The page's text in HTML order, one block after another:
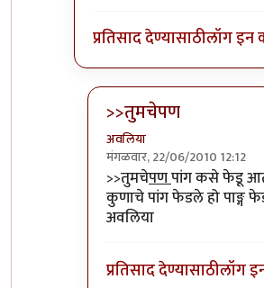
प्रतिसाद देण्यासाठीलॉग इन
>>तुमचेपण
अवलिया
मंगळवार, 22/06/2010 12:12
In reply toसंपादकby
>>तुमचेपणपांग कसे फेडू
कुणाचे पांग फेडले हो पाङ्ग
अवलिया
प्रतिसाद देण्यासाठीलॉग